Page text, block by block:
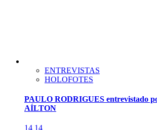
ENTREVISTAS
HOLOFOTES
PAULO RODRIGUES entrevistado
AÍLTON
14 14